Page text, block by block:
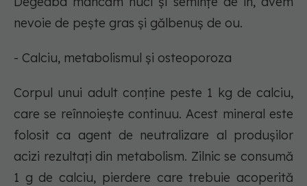
nevoie de pește gras și gălbenuș de ou.
- Calciu, metabolismul și osteoporoza
Corpul unui adult conține peste 1 kg de calciu,
care se reînnoiește continuu. Acest mineral este
folosit ca agent de neutralizare al produșilor
acizi rezultați din metabolism. Zilnic se consumă
1 g de calciu, pierdere care trebuie acoperită